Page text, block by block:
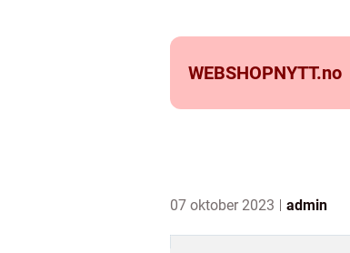
WEBSHOPNYTT.no
07 oktober 2023 admin